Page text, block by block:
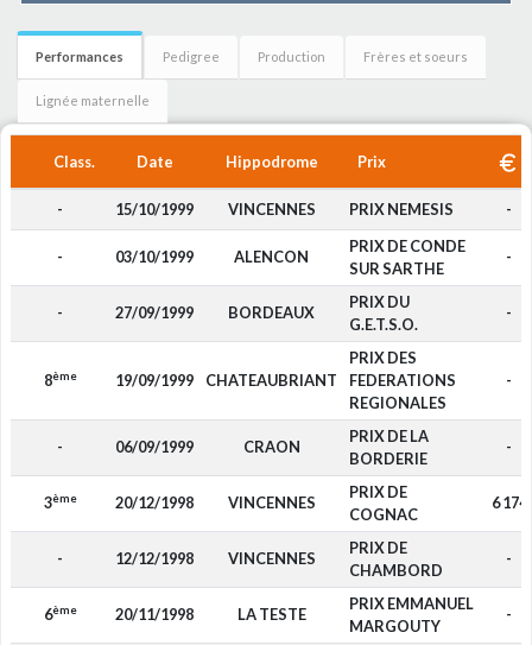
Performances Pedigree Production Frères et soeurs
Lignée maternelle
Class. Date Hippodrome Prix
- 15/10/1999 VINCENNES PRIX NEMESIS -
- 03/10/1999 ALENCON
PRIX DE CONDE
SUR SARTHE
-
- 27/09/1999 BORDEAUX
PRIX DU
G.E.T.S.O.
-
8ème 19/09/1999 CHATEAUBRIANT
PRIX DES
FEDERATIONS
REGIONALES
-
- 06/09/1999 CRAON
PRIX DE LA
BORDERIE
-
3ème 20/12/1998 VINCENNES
PRIX DE
COGNAC
6 174
- 12/12/1998 VINCENNES
PRIX DE
CHAMBORD
-
6ème 20/11/1998 LA TESTE
PRIX EMMANUEL
MARGOUTY
-